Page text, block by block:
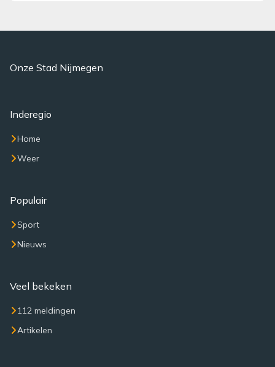
Onze Stad Nijmegen
Inderegio
Home
Weer
Populair
Sport
Nieuws
Veel bekeken
112 meldingen
Artikelen